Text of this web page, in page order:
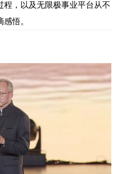
程，以及无限极事业平台从不
悟。